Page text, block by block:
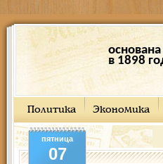
основана
в 1898
Политика Экономика
пятница
07